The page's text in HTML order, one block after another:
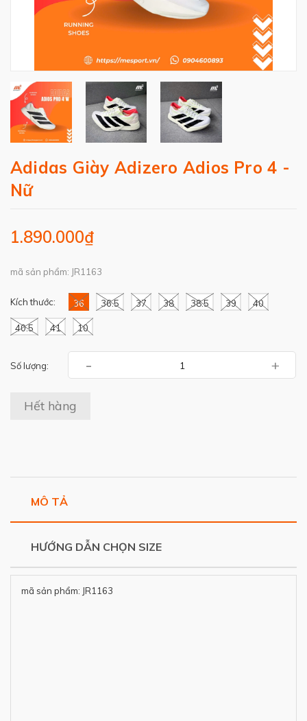
Adidas Giày Adizero Adios Pro 4 -
Nữ
1.890.000₫
mã sản phẩm: JR1163
Kích thước: 36 36.5 37 38 38.5 39 40
40.5 41 10
Số lượng: - +
Hết hàng
MÔ TẢ
HƯỚNG DẪN CHỌN SIZE
mã sản phẩm: JR1163